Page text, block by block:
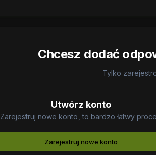
Chcesz dodać
Tylko
Utwórz konto
Zarejestruj nowe konto, to bardzo łatwy
Zarejestruj nowe konto